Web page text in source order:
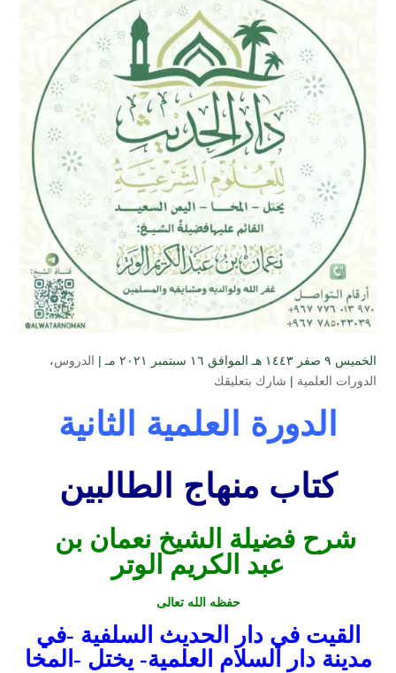
الخميس ۹ صفر ۱٤٤۳ هـ الموافق ۱٦ سبتمبر ۲۰۲۱ مـ | الدروس،
الدورات العلمية | شارك بتعليقك
الدورة العلمية الثانية
كتاب منهاج الطالبين
عبد الكريم الوتر
حفظه الله تعالى
القيت في دار الحديث السلفية -في
مدينة دار السلام العلمية- يختل -المخا